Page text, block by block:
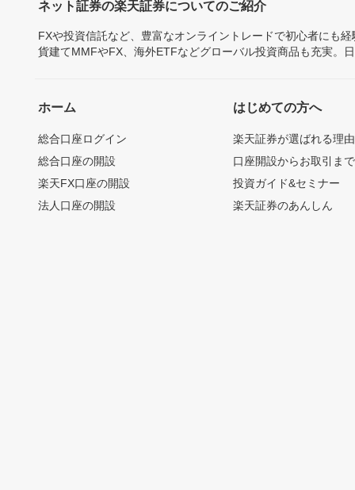
ネット証券の楽天証券についてのご紹介
FXや投資信託など、豊富なオンライントレードで初心者にも
貨建てMMFやFX、海外ETFなどグローバル投資商品も充実。
ホーム
総合口座ログイン
総合口座の開設
楽天FX口座の開設
法人口座の開設
はじめての方へ
楽天証券が選ばれる理由
口座開設からお取引ま
投資ガイド&セミナー
楽天証券のあんしん